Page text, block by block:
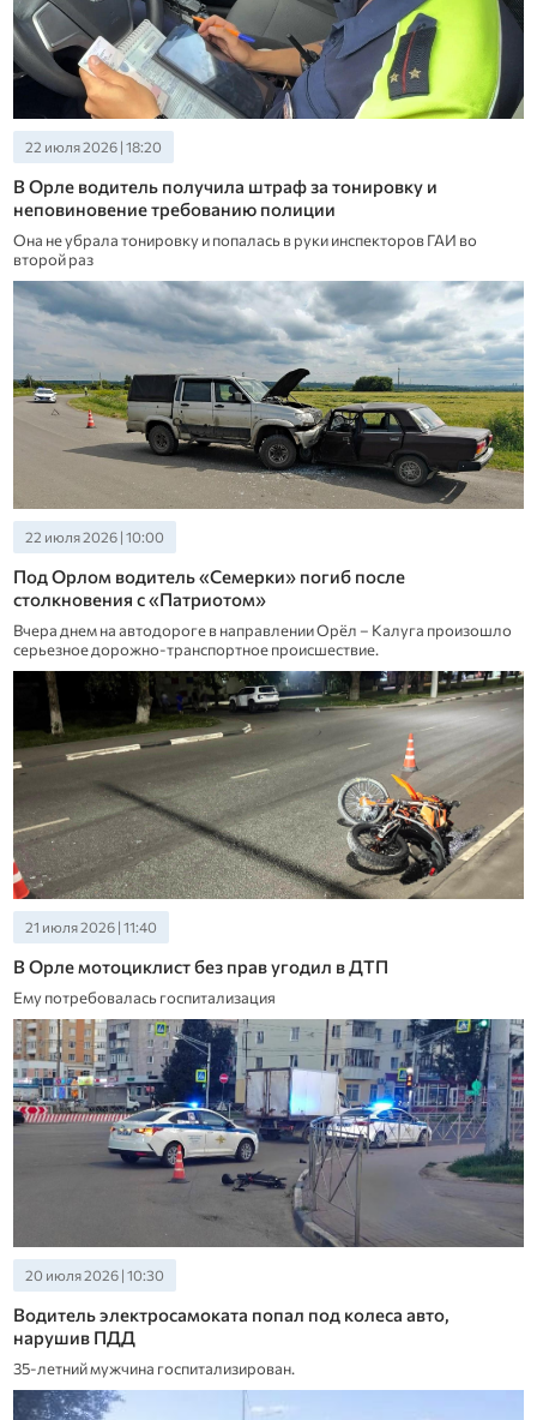
22 июля 2026 | 18:20
В Орле водитель получила штраф за тонировку и
неповиновение требованию полиции
Она не убрала тонировку и попалась в руки инспекторов ГАИ во
второй раз
22 июля 2026 | 10:00
Под Орлом водитель «Семерки» погиб после
столкновения с «Патриотом»
Вчера днем на автодороге в направлении Орёл – Калуга произошло
серьезное дорожно-транспортное происшествие.
21 июля 2026 | 11:40
В Орле мотоциклист без прав угодил в ДТП
Ему потребовалась госпитализация
20 июля 2026 | 10:30
Водитель электросамоката попал под колеса авто,
нарушив ПДД
35-летний мужчина госпитализирован.